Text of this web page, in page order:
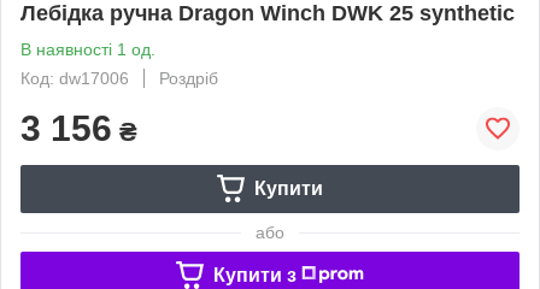
Лебідка ручна Dragon Winch DWK 25 synthetic
В наявності 1 од.
Код: dw17006
Роздріб
3 156 ₴
Купити
або
Купити з